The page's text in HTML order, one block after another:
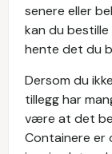
senere eller
kan du
hente det du
Dersom du
tillegg har
være at det
Containere er